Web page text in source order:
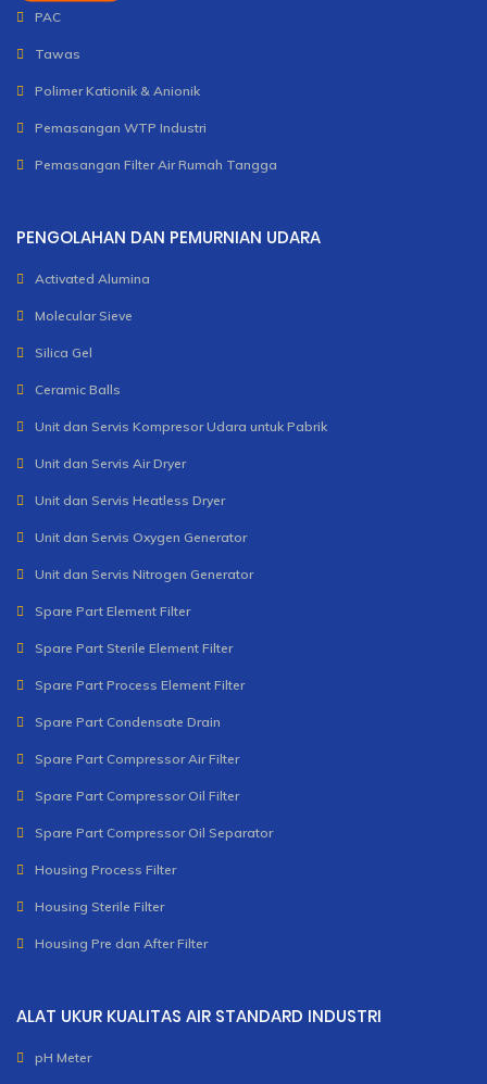
PAC
Tawas
Polimer Kationik & Anionik
Pemasangan WTP Industri
Pemasangan Filter Air Rumah Tangga
PENGOLAHAN DAN PEMURNIAN UDARA
Activated Alumina
Molecular Sieve
Silica Gel
Ceramic Balls
Unit dan Servis Kompresor Udara untuk Pabrik
Unit dan Servis Air Dryer
Unit dan Servis Heatless Dryer
Unit dan Servis Oxygen Generator
Unit dan Servis Nitrogen Generator
Spare Part Element Filter
Spare Part Sterile Element Filter
Spare Part Process Element Filter
Spare Part Condensate Drain
Spare Part Compressor Air Filter
Spare Part Compressor Oil Filter
Spare Part Compressor Oil Separator
Housing Process Filter
Housing Sterile Filter
Housing Pre dan After Filter
ALAT UKUR KUALITAS AIR STANDARD INDUSTRI
pH Meter